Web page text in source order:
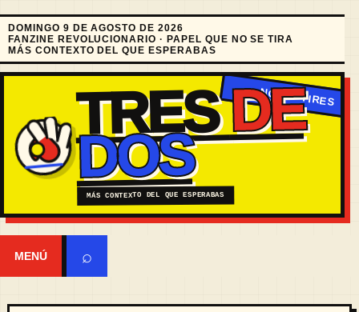
DOMINGO 9 DE AGOSTO DE 2026
FANZINE REVOLUCIONARIO · PAPEL QUE NO SE TIRA
MÁS CONTEXTO DEL QUE ESPERABAS
TRESDE
DOS
MÁS CONTEXTO DEL QUE ESPERABAS
MENÚ ⌕